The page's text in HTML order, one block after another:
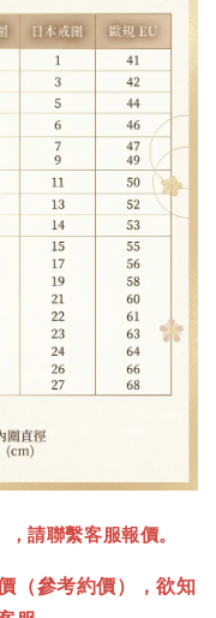
請聯繫客服報價。
（參考約價）
，欲知